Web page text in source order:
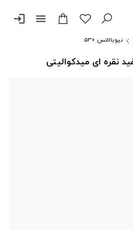
menu
login
نیوبالانس ۵۳۰